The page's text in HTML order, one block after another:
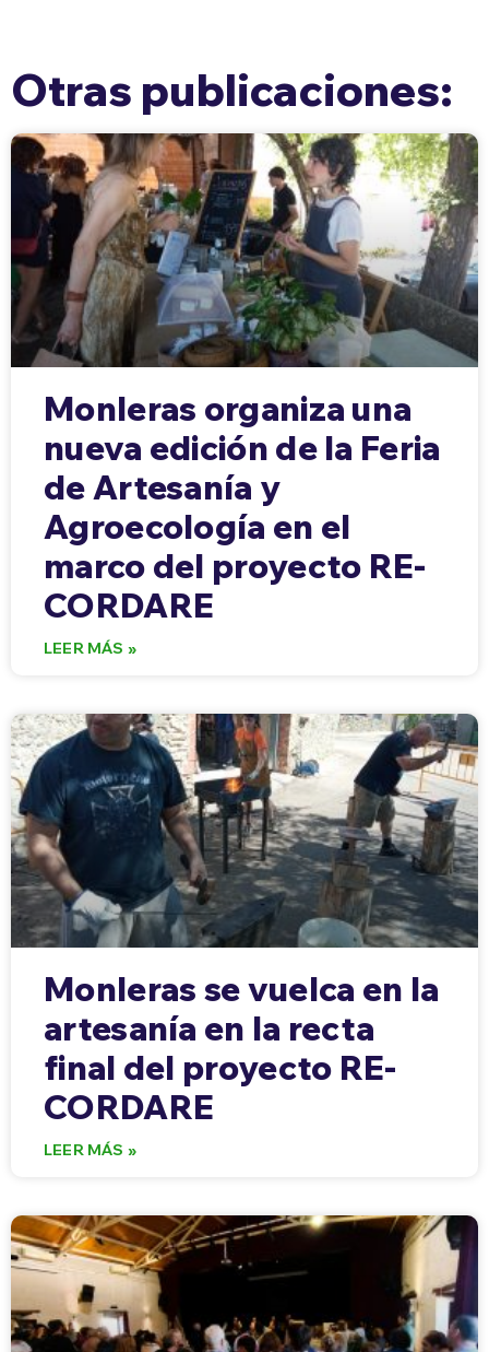
Otras publicaciones:
Monleras organiza una
nueva edición de la Feria
de Artesanía y
Agroecología en el
marco del proyecto RE-
CORDARE
LEER MÁS »
Monleras se vuelca en la
artesanía en la recta
final del proyecto RE-
CORDARE
LEER MÁS »